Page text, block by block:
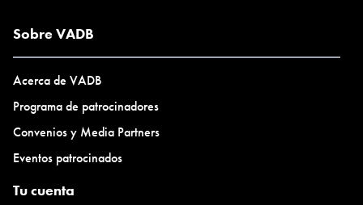
Sobre VADB
Acerca de VADB
Programa de patrocinadores
Convenios y Media Partners
Eventos patrocinados
Tu cuenta